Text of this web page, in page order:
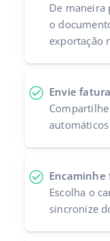
português (BR)
română
De maneira
o
exportação
Envie
Escolha o
sincronize